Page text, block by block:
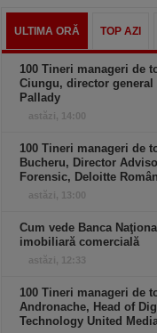
ULTIMA ORĂ TOP AZI
100 Tineri manageri de
Ciungu, director general
Pallady
astăzi, 14:00
100 Tineri manageri de
Bucheru, Director
Forensic, Deloitte
astăzi, 13:00
Cum vede Banca
imobiliară comercială
astăzi, 12:33
100 Tineri manageri de
Andronache, Head of
Technology United